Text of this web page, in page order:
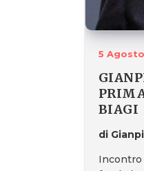
5
BIAGI
di
Incontro